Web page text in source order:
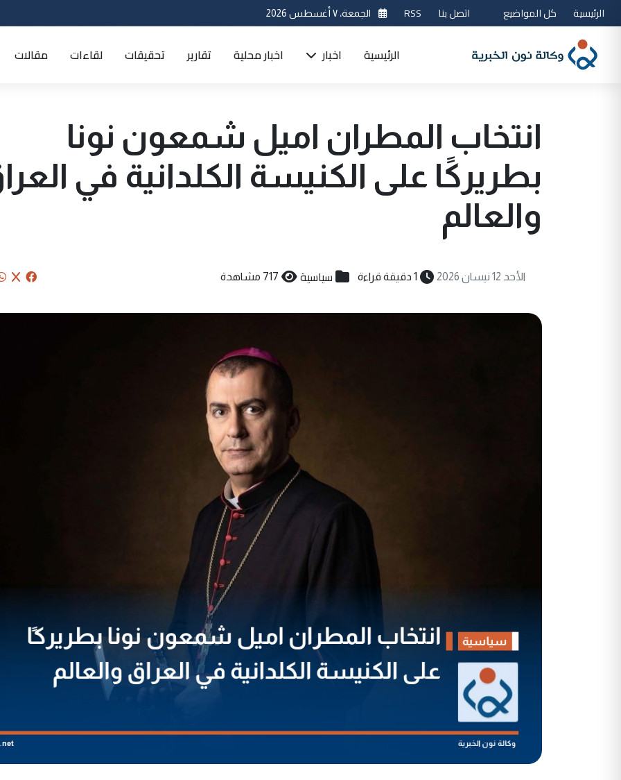
الرئيسية كل المواضيع اتصل بنا RSS الجمعة، ٧ أغسطس 2026
الرئيسية اخبار اخبار محلية تقارير تحقيقات لقاءات مقالات
انتخاب المطران اميل شمعون نونا
بطريركًا على الكنيسة الكلدانية في
والعالم
الأحد 12 نيسان 2026 1 دقيقة قراءة سياسية 717 مشاهدة